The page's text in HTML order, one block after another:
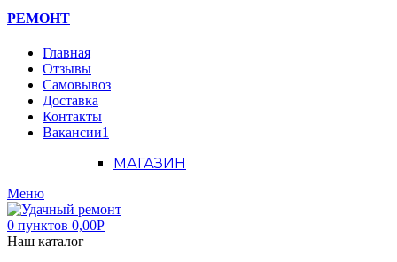
РЕМОНТ
Главная
Отзывы
Самовывоз
Доставка
Контакты
Вакансии1
МАГАЗИН
Меню
0 пунктов 0,00Р
Наш каталог